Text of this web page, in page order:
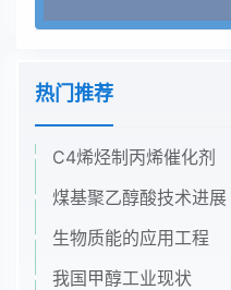
农产品保鲜工程技术研
技术是依靠塑料薄膜的
为天津市泰斯仪器有限
大米呼吸消耗降低O2
实验仪器总厂生产;水浴
表公司生产;离心机
应,抑制自身呼吸消耗,
热门推荐
C4烯烃制丙烯催化剂
煤基聚乙醇酸技术进展
生物质能的应用工程
我国甲醇工业现状